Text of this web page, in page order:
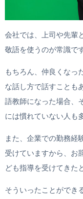
会社では、上司や先輩
敬語を使うのが常識です
もちろん、仲良くなっ
な話し方で話すことも
語教師になった場合、
には慣れていない人も
また、企業での勤務経
受けていますから、お
ども指導を受けてきた
そういったことができ